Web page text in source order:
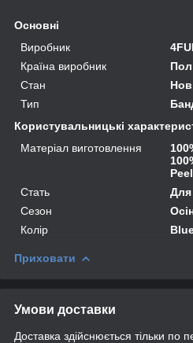
Основні
Виробник
Країна виробник
Стан
Тип
Користувальницькі
Матеріал виготовлення
Стать
Для
Сезон
Колір
Приховати
Умови доставки
Доставка здійснюється тільки по